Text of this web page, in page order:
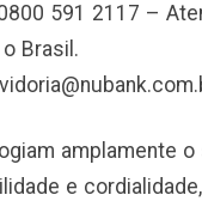
591 2117 –
Brasil.
amplamente
e